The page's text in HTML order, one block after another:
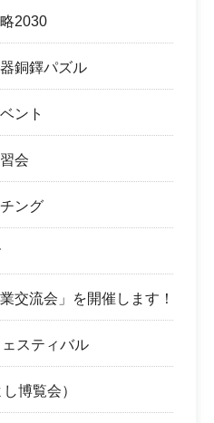
2030
銅鐸パズル
ント
会
ング
交流会」を開催します！
スティバル
博覧会）